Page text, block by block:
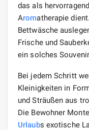
das als
Aromatherapie
Bettwäsche
Frische und
ein solches
Bei jedem Schritt
Kleinigkeiten in
und Sträußen aus
Die Bewohner
Urlaubs exotische